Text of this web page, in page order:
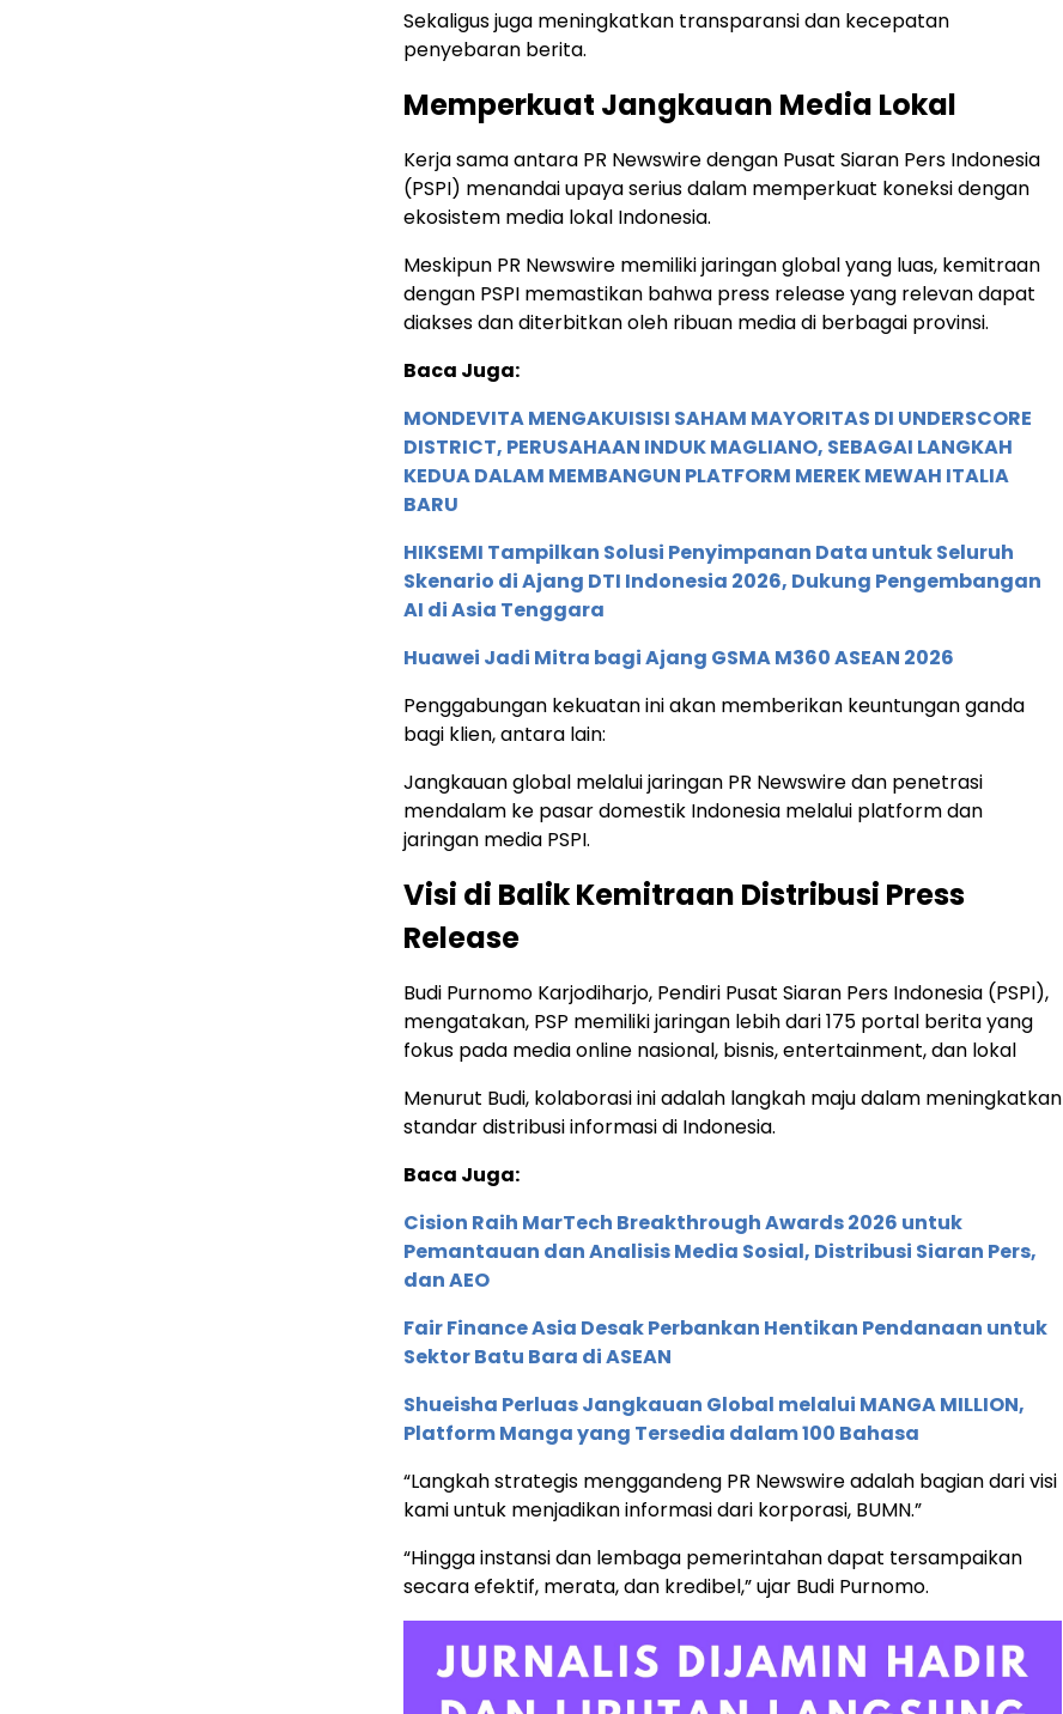
Sekaligus juga meningkatkan transparansi dan kecepatan
penyebaran berita.
Memperkuat Jangkauan Media Lokal
Kerja sama antara PR Newswire dengan Pusat Siaran Pers Indonesia
(PSPI) menandai upaya serius dalam memperkuat koneksi dengan
ekosistem media lokal Indonesia.
Meskipun PR Newswire memiliki jaringan global yang luas, kemitraan
dengan PSPI memastikan bahwa press release yang relevan dapat
diakses dan diterbitkan oleh ribuan media di berbagai provinsi.
Baca Juga:
MONDEVITA MENGAKUISISI SAHAM MAYORITAS DI UNDERSCORE
DISTRICT, PERUSAHAAN INDUK MAGLIANO, SEBAGAI LANGKAH
KEDUA DALAM MEMBANGUN PLATFORM MEREK MEWAH ITALIA
BARU
HIKSEMI Tampilkan Solusi Penyimpanan Data untuk Seluruh
Skenario di Ajang DTI Indonesia 2026, Dukung Pengembangan
AI di Asia Tenggara
Huawei Jadi Mitra bagi Ajang GSMA M360 ASEAN 2026
Penggabungan kekuatan ini akan memberikan keuntungan ganda
bagi klien, antara lain:
Jangkauan global melalui jaringan PR Newswire dan penetrasi
mendalam ke pasar domestik Indonesia melalui platform dan
jaringan media PSPI.
Visi di Balik Kemitraan Distribusi Press
Release
Budi Purnomo Karjodiharjo, Pendiri Pusat Siaran Pers Indonesia (PSPI),
mengatakan, PSP memiliki jaringan lebih dari 175 portal berita yang
fokus pada media online nasional, bisnis, entertainment, dan lokal
Menurut Budi, kolaborasi ini adalah langkah maju dalam meningkatkan
standar distribusi informasi di Indonesia.
Baca Juga:
Cision Raih MarTech Breakthrough Awards 2026 untuk
Pemantauan dan Analisis Media Sosial, Distribusi Siaran Pers,
dan AEO
Fair Finance Asia Desak Perbankan Hentikan Pendanaan untuk
Sektor Batu Bara di ASEAN
Shueisha Perluas Jangkauan Global melalui MANGA MILLION,
Platform Manga yang Tersedia dalam 100 Bahasa
“Langkah strategis menggandeng PR Newswire adalah bagian dari visi
kami untuk menjadikan informasi dari korporasi, BUMN.”
“Hingga instansi dan lembaga pemerintahan dapat tersampaikan
secara efektif, merata, dan kredibel,” ujar Budi Purnomo.